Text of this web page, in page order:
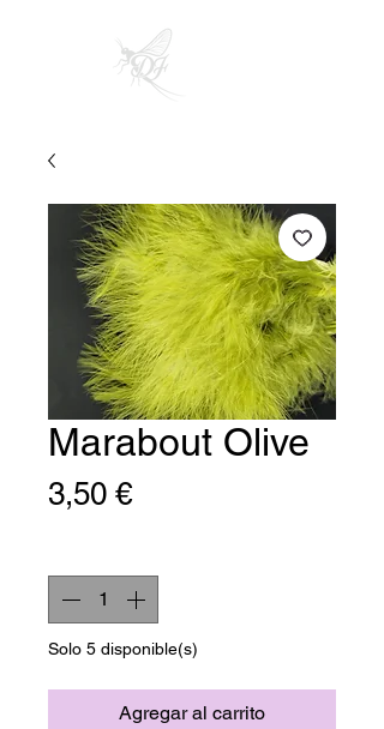
Marabout Olive
3,50 €Precio
Solo 5 disponible(s)
Agregar al carrito